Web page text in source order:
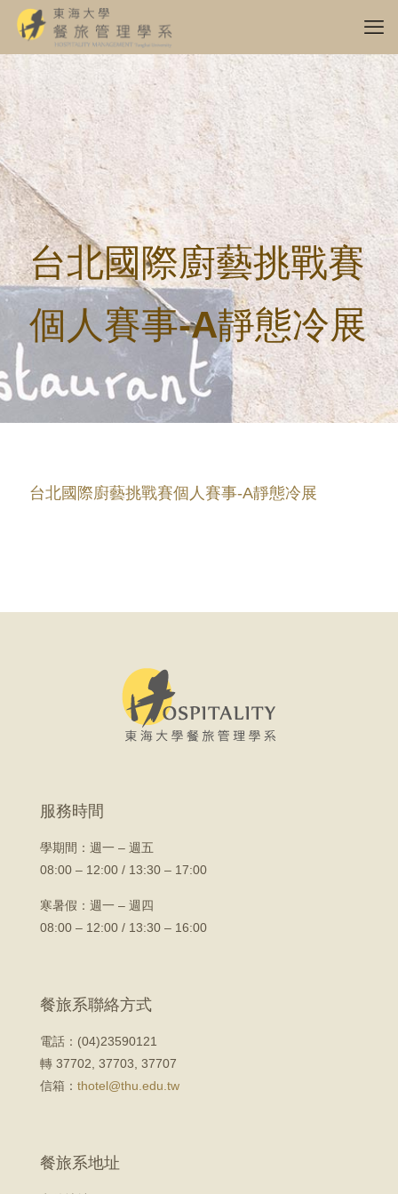
台北國際廚藝挑戰賽
個人賽事-A靜態冷展
台北國際廚藝挑戰賽個人賽事-A靜態冷展
服務時間
學期間： 週一 – 週五
08:00 – 12:00 / 13:30 – 17:00
寒暑假：週一 – 週四
08:00 – 12:00 / 13:30 – 16:00
餐旅系聯絡方式
電話：(04)23590121
轉 37702, 37703, 37707
信箱： thotel@thu.edu.tw
餐旅系地址